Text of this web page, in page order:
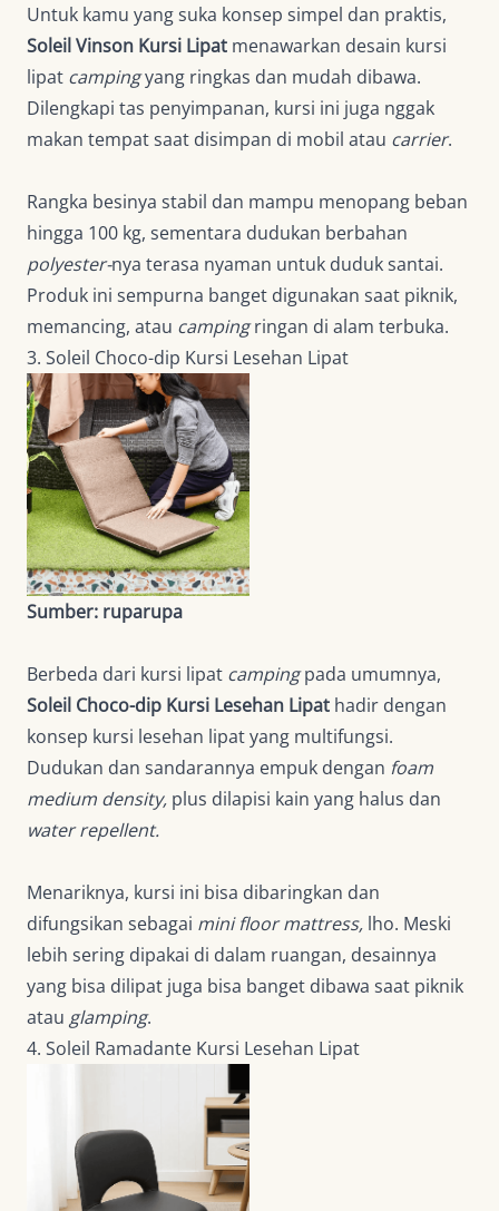
Untuk kamu yang suka konsep simpel dan praktis,
Soleil Vinson Kursi Lipat menawarkan desain kursi
lipat campingyang ringkas dan mudah dibawa.
Dilengkapi tas penyimpanan, kursi ini juga nggak
makan tempat saat disimpan di mobil atau carrier.
Rangka besinya stabil dan mampu menopang beban
hingga 100 kg, sementara dudukan berbahan
polyester-nya terasa nyaman untuk duduk santai.
Produk ini sempurna banget digunakan saat piknik,
memancing, atau campingringan di alam terbuka.
3. Soleil Choco-dip Kursi Lesehan Lipat
Sumber: ruparupa
Berbeda dari kursi lipat campingpada umumnya,
Soleil Choco-dip Kursi Lesehan Lipat hadir dengan
konsep kursi lesehan lipat yang multifungsi.
Dudukan dan sandarannya empuk dengan foam
medium density, plus dilapisi kain yang halus dan
water repellent.
Menariknya, kursi ini bisa dibaringkan dan
difungsikan sebagai mini floor mattress, lho. Meski
lebih sering dipakai di dalam ruangan, desainnya
yang bisa dilipat juga bisa banget dibawa saat piknik
atau glamping.
4. Soleil Ramadante Kursi Lesehan Lipat